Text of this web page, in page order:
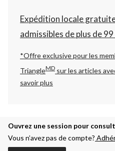
Expédition locale
admissibles de plus de 99
*Offre exclusive pour les
TriangleMD sur les articles
savoir plus
Ouvrez une session pour
Vous n’avez pas de compte?